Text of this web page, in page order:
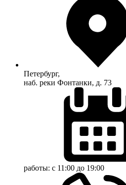
Петербург,
наб. реки Фонтанки, д. 73
работы: с 11:00 до 19:00